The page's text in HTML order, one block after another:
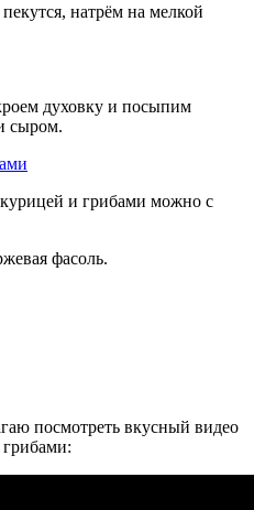
натрём на мелкой
духовку и посыпим
сыром.
и грибами можно с
фасоль.
посмотреть вкусный видео